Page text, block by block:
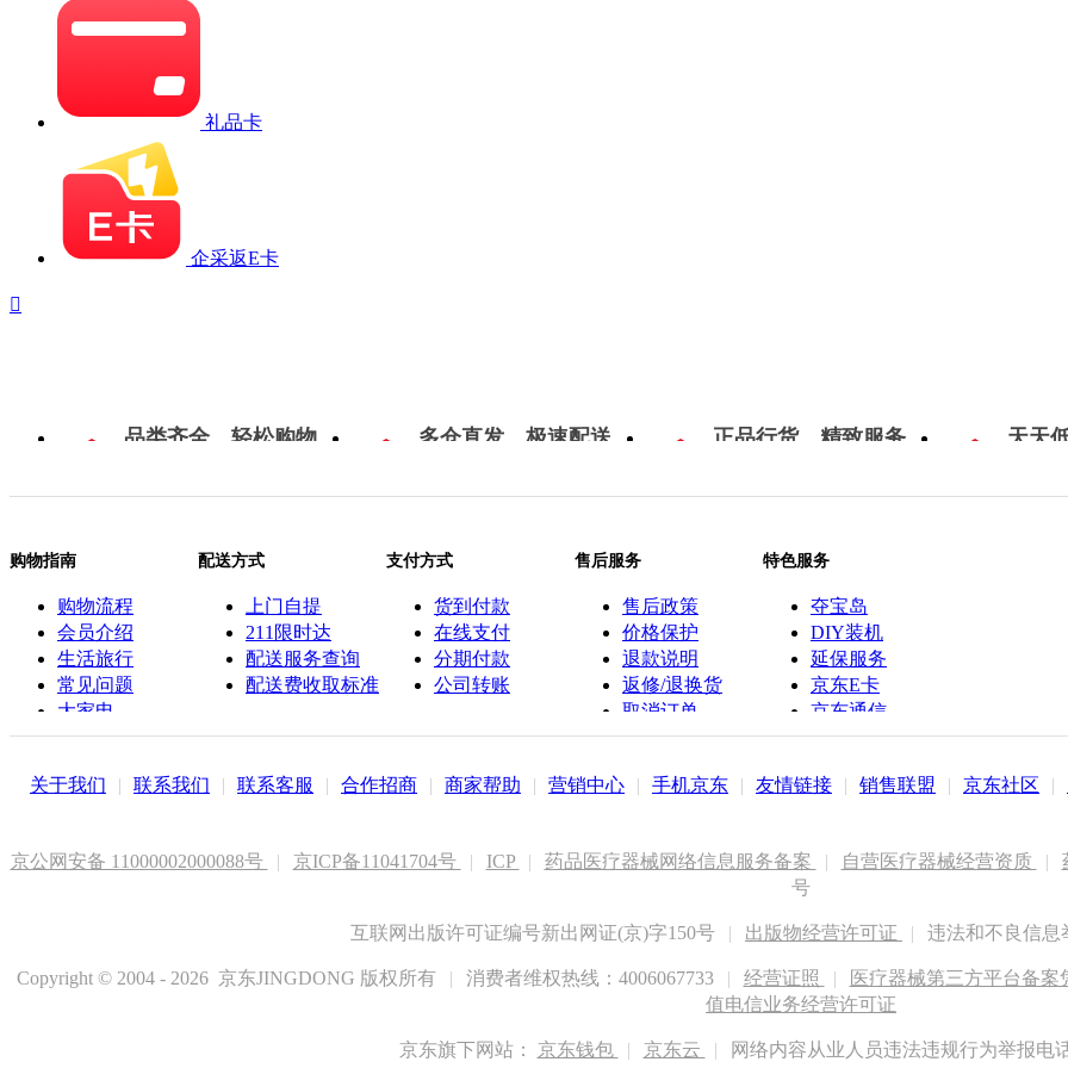
礼品卡
企采返E卡

品类齐全，轻松购物 多仓直发，极速配送 正品行货，精致服务 天天
购物指南
购物流程
会员介绍
生活旅行
常见问题
大家电
联系客服
配送方式
上门自提
211限时达
配送服务查询
配送费收取标准
支付方式
货到付款
在线支付
分期付款
公司转账
售后服务
售后政策
价格保护
退款说明
返修/退换货
取消订单
特色服务
夺宝岛
DIY装机
延保服务
京东E卡
京东通信
京鱼座智能
关于我们 | 联系我们 | 联系客服 | 合作招商 | 商家帮助 | 营销中心 | 手机京东 | 友情链接 | 销售联盟 | 京东社区 |
京公网安备 11000002000088号 | 京ICP备11041704号 | ICP | 药品医疗器械网络信息服务备案 | 自营医疗器械经营资质 |
号
互联网出版许可证编号新出网证(京)字150号 | 出版物经营许可证 | 违法和不良信息
Copyright © 2004 - 2026 京东JINGDONG 版权所有 | 消费者维权热线：4006067733 | 经营证照 | 医疗器械第三方平台备案
值电信业务经营许可证
京东旗下网站： 京东钱包 | 京东云 | 网络内容从业人员违法违规行为举报电